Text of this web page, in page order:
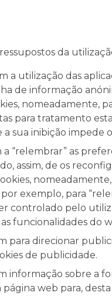
da
a utilização das
de informação
nomeadamente,
para tratamento
a sua inibição impede
“relembrar” as
assim, de os
exemplo, para
controlado pelo
funcionalidades do
para direcionar
de publicidade.
informação sobre a
página web para,